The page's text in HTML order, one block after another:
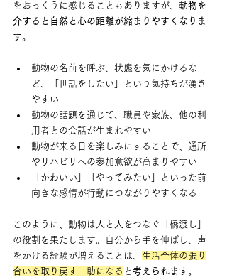
をおっくうに感じることもありますが、 動物を
介すると自然と心の距離が縮まりやすくなりま
す。
動物の名前を呼ぶ、状態を気にかけるな
ど、「世話をしたい」という気持ちが湧き
やすい
動物の話題を通じて、職員や家族、他の利
用者との会話が生まれやすい
動物が来る日を楽しみにすることで、通所
やリハビリへの参加意欲が高まりやすい
「かわいい」「やってみたい」といった前
向きな感情が行動につながりやすくなる
このように、動物は人と人をつなぐ「橋渡し」
の役割を果たします。自分から手を伸ばし、声
をかける経験が増えることは、 生活全体の張り
合いを取り戻す一助になる と 考えられます。